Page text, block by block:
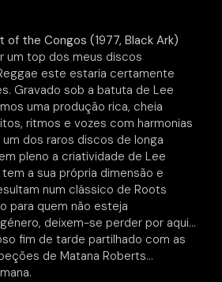
of the Congos (1977, Black Ark)
um top dos meus discos
este estaria certamente
Gravado sob a batuta de Lee
uma produção rica, cheia
ritmos e vozes com harmonias
dos raros discos de longa
pleno a criatividade de Lee
a sua própria dimensão e
num clássico de Roots
para quem não esteja
deixem-se perder por aqui…
fim de tarde partilhado com as
de Matana Roberts…